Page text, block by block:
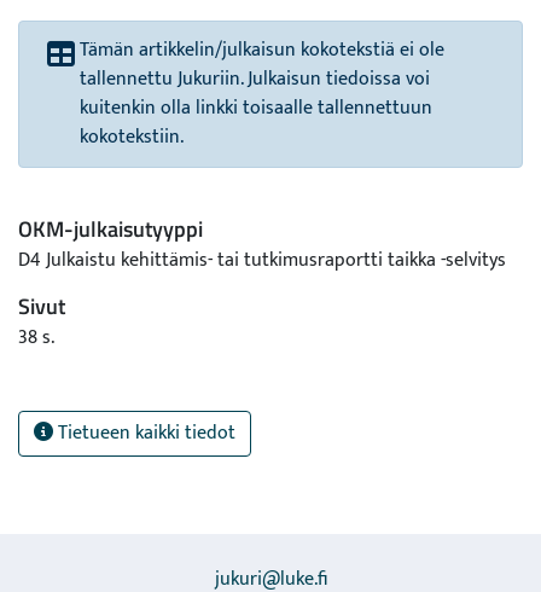
Tämän artikkelin/julkaisun kokotekstiä ei ole
tallennettu Jukuriin. Julkaisun tiedoissa voi
kuitenkin olla linkki toisaalle tallennettuun
kokotekstiin.
OKM-julkaisutyyppi
D4 Julkaistu kehittämis- tai tutkimusraportti taikka -selvitys
Sivut
38 s.
Tietueen kaikki tiedot
jukuri@luke.fi